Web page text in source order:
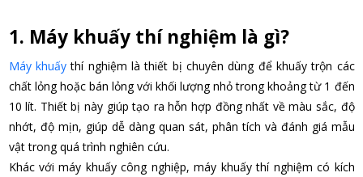
1. Máy khuấy thí nghiệm là gì?
Máy khuấythí nghiệm là thiết bị chuyên dùng để khuấy trộn các
chất lỏng hoặc bán lỏng với khối lượng nhỏ trong khoảng từ 1 đến
10 lít. Thiết bị này giúp tạo ra hỗn hợp đồng nhất về màu sắc, độ
nhớt, độ mịn, giúp dễ dàng quan sát, phân tích và đánh giá mẫu
vật trong quá trình nghiên cứu.
Khác với máy khuấy công nghiệp, máy khuấy thí nghiệm có kích